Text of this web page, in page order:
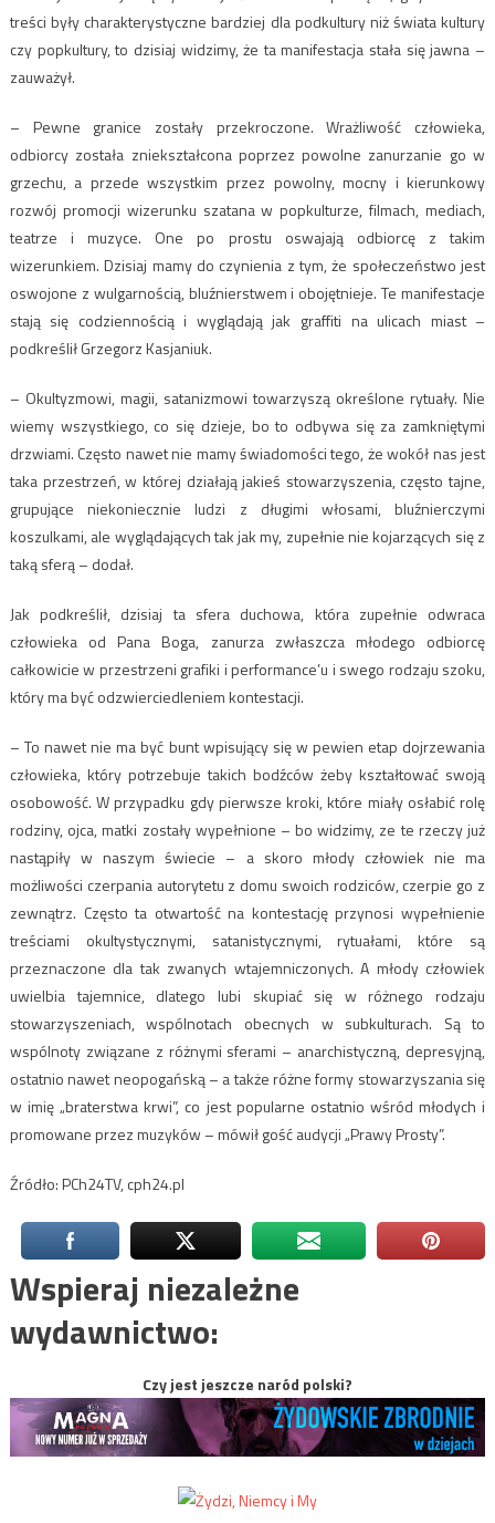
treści były charakterystyczne bardziej dla podkultury niż świata kultury
czy popkultury, to dzisiaj widzimy, że ta manifestacja stała się jawna –
zauważył.
– Pewne granice zostały przekroczone. Wrażliwość człowieka,
odbiorcy została zniekształcona poprzez powolne zanurzanie go w
grzechu, a przede wszystkim przez powolny, mocny i kierunkowy
rozwój promocji wizerunku szatana w popkulturze, filmach, mediach,
teatrze i muzyce. One po prostu oswajają odbiorcę z takim
wizerunkiem. Dzisiaj mamy do czynienia z tym, że społeczeństwo jest
oswojone z wulgarnością, bluźnierstwem i obojętnieje. Te manifestacje
stają się codziennością i wyglądają jak graffiti na ulicach miast –
podkreślił Grzegorz Kasjaniuk.
– Okultyzmowi, magii, satanizmowi towarzyszą określone rytuały. Nie
wiemy wszystkiego, co się dzieje, bo to odbywa się za zamkniętymi
drzwiami. Często nawet nie mamy świadomości tego, że wokół nas jest
taka przestrzeń, w której działają jakieś stowarzyszenia, często tajne,
grupujące niekoniecznie ludzi z długimi włosami, bluźnierczymi
koszulkami, ale wyglądających tak jak my, zupełnie nie kojarzących się z
taką sferą – dodał.
Jak podkreślił, dzisiaj ta sfera duchowa, która zupełnie odwraca
człowieka od Pana Boga, zanurza zwłaszcza młodego odbiorcę
całkowicie w przestrzeni grafiki i performance’u i swego rodzaju szoku,
który ma być odzwierciedleniem kontestacji.
– To nawet nie ma być bunt wpisujący się w pewien etap dojrzewania
człowieka, który potrzebuje takich bodźców żeby kształtować swoją
osobowość. W przypadku gdy pierwsze kroki, które miały osłabić rolę
rodziny, ojca, matki zostały wypełnione – bo widzimy, ze te rzeczy już
nastąpiły w naszym świecie – a skoro młody człowiek nie ma
możliwości czerpania autorytetu z domu swoich rodziców, czerpie go z
zewnątrz. Często ta otwartość na kontestację przynosi wypełnienie
treściami okultystycznymi, satanistycznymi, rytuałami, które są
przeznaczone dla tak zwanych wtajemniczonych. A młody człowiek
uwielbia tajemnice, dlatego lubi skupiać się w różnego rodzaju
stowarzyszeniach, wspólnotach obecnych w subkulturach. Są to
wspólnoty związane z różnymi sferami – anarchistyczną, depresyjną,
ostatnio nawet neopogańską – a także różne formy stowarzyszania się
w imię „braterstwa krwi”, co jest popularne ostatnio wśród młodych i
promowane przez muzyków – mówił gość audycji „Prawy Prosty”.
Źródło: PCh24TV, cph24.pl
Wspieraj niezależne
wydawnictwo:
Czy jest jeszcze naród polski?